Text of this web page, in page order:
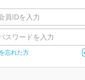
忘れた方